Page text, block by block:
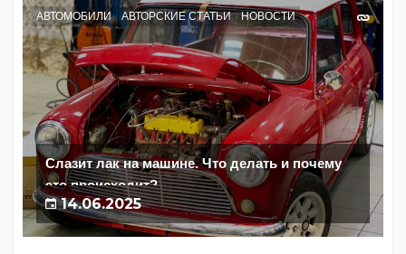
АВТОМОБИЛИ АВТОРСКИЕ СТАТЬИ НОВОСТИ
Слазит лак на машине. Что делать и почему
это происходит?
14.06.2025